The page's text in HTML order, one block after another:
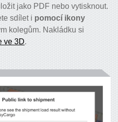
jako PDF nebo vytisknout.
sdílet i pomocí ikony
kolegům. Nakládku si
ve 3D.